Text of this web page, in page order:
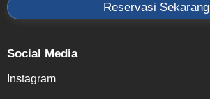
Reservasi Sekarang
Social Media
Instagram